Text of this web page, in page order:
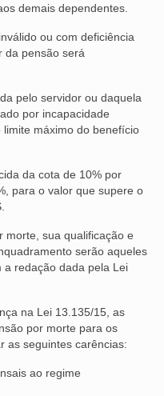
demais dependentes.
ou com deficiência
da pensão será
pelo servidor ou daquela
por incapacidade
máximo do benefício
da cota de 10% por
para o valor que supere o
morte, sua qualificação e
serão aqueles
a redação dada pela Lei
na Lei 13.135/15, as
por morte para os
as seguintes carências:
ao regime